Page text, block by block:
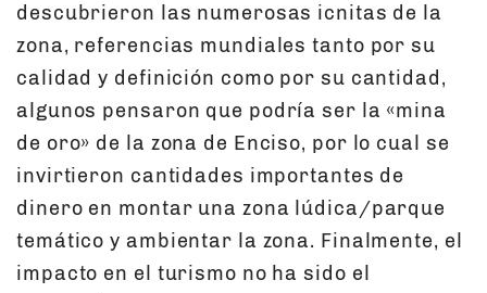
descubrieron las numerosas icnitas de la
zona, referencias mundiales tanto por su
calidad y definición como por su cantidad,
algunos pensaron que podría ser la «mina
de oro» de la zona de Enciso, por lo cual se
invirtieron cantidades importantes de
dinero en montar una zona lúdica/parque
temático y ambientar la zona. Finalmente, el
impacto en el turismo no ha sido el